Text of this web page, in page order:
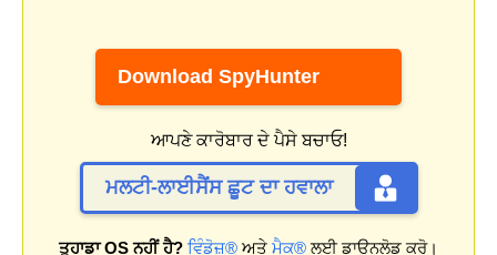
Download SpyHunter
ਆਪਣੇ ਕਾਰੋਬਾਰ ਦੇ ਪੈਸੇ ਬਚਾਓ!
ਮਲਟੀ-ਲਾਈਸੈਂਸ ਛੂਟ ਦਾ ਹਵਾਲਾ
ਤੁਹਾਡਾ OS ਨਹੀਂ ਹੈ? ਵਿੰਡੋਜ਼® ਅਤੇ ਮੈਕ® ਲਈ ਡਾਊਨਲੋਡ ਕਰੋ।